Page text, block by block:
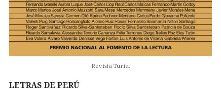
Revista Turia.
LETRAS DE PERÚ